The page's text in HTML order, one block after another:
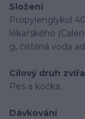
Složení
Propylenglykol
lékařského
g, čištěná voda
Cílový druh
Pes a kočka.
Dávkování